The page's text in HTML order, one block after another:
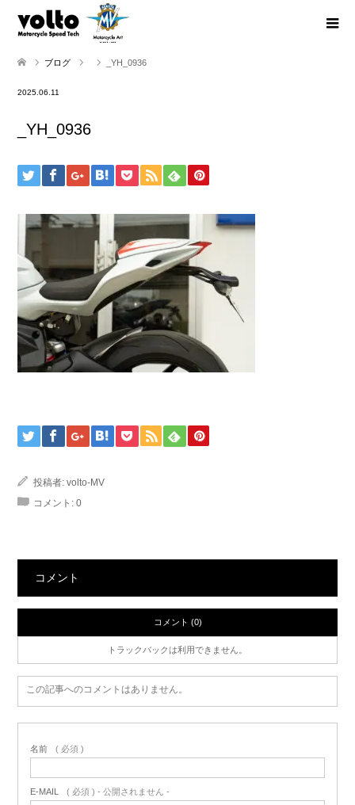
ブログ _YH_0936
2025.06.11
_YH_0936
投稿者: volto-MV
コメント: 0
コメント
コメント (0)
トラックバックは利用できません。
この記事へのコメントはありません。
名前 ( 必須 )
E-MAIL ( 必須 ) - 公開されません -